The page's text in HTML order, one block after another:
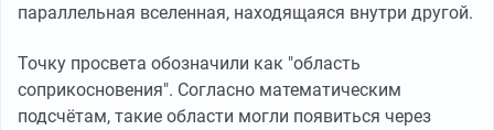
параллельная вселенная, находящаяся внутри другой.
Точку просвета обозначили как "область
соприкосновения". Согласно математическим
подсчётам, такие области могли появиться через